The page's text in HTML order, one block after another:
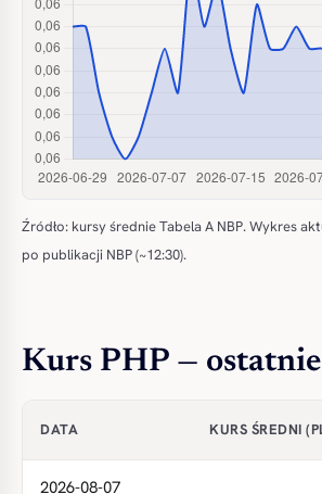
Źródło: kursy średnie Tabela A NBP. Wykres
po publikacji NBP (~12:30).
Kurs PHP —
DATA KURS ŚREDNI
2026-08-07